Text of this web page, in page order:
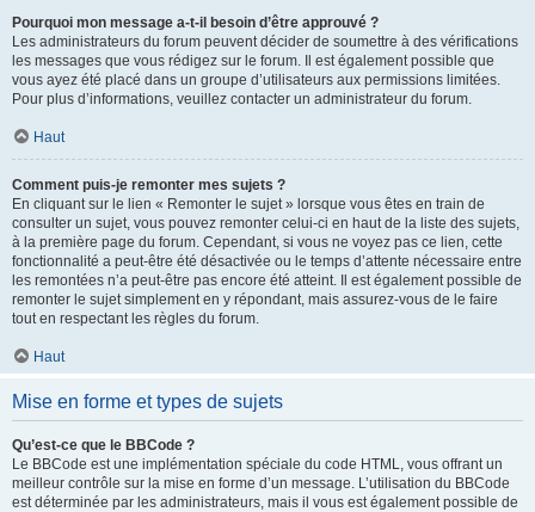
Pourquoi mon message a-t-il besoin d’être approuvé ?
Les administrateurs du forum peuvent décider de soumettre à des vérifications
les messages que vous rédigez sur le forum. Il est également possible que
vous ayez été placé dans un groupe d’utilisateurs aux permissions limitées.
Pour plus d’informations, veuillez contacter un administrateur du forum.
Haut
Comment puis-je remonter mes sujets ?
En cliquant sur le lien « Remonter le sujet » lorsque vous êtes en train de
consulter un sujet, vous pouvez remonter celui-ci en haut de la liste des sujets,
à la première page du forum. Cependant, si vous ne voyez pas ce lien, cette
fonctionnalité a peut-être été désactivée ou le temps d’attente nécessaire entre
les remontées n’a peut-être pas encore été atteint. Il est également possible de
remonter le sujet simplement en y répondant, mais assurez-vous de le faire
tout en respectant les règles du forum.
Haut
Mise en forme et types de sujets
Qu’est-ce que le BBCode ?
Le BBCode est une implémentation spéciale du code HTML, vous offrant un
meilleur contrôle sur la mise en forme d’un message. L’utilisation du BBCode
est déterminée par les administrateurs, mais il vous est également possible de